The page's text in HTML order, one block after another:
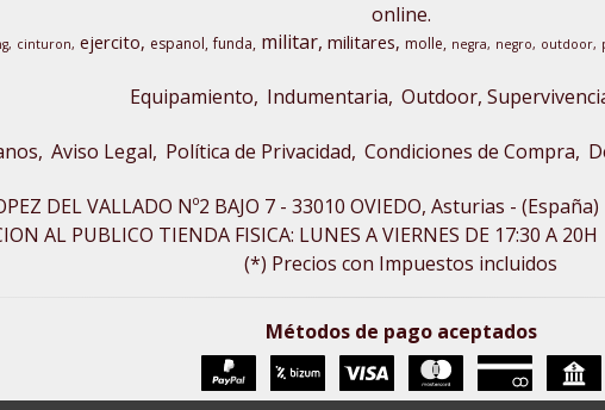
online.
cinturon ejercito espanol funda militar militares molle negra negro outdoor
Equipamiento Indumentaria Outdoor,
Aviso Legal Política de Privacidad Condiciones de Compra
DEL VALLADO Nº2 BAJO 7 - 33010 OVIEDO, Asturias -
AL PUBLICO TIENDA FISICA: LUNES A VIERNES DE 17:30 A 20H
(*) Precios con Impuestos incluidos
Métodos de pago aceptados